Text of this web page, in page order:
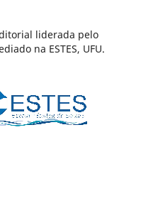
liderada pelo
na ESTES, UFU.